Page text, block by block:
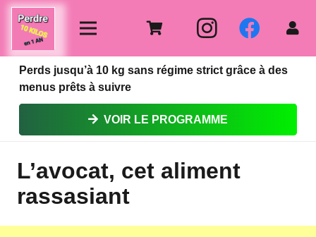
Perds jusqu’à 10 kg sans régime strict grâce à des
menus prêts à suivre
VOIR LE PROGRAMME
L’avocat, cet aliment
rassasiant